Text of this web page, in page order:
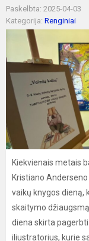
Paskelbta: 2025-04-03
Kategorija: Renginiai
Kiekvienais metais
Kristiano
vaikų knygos dieną,
skaitymo
diena skirta
iliustratorius, kurie